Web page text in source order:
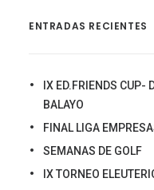
ENTRADAS RECIENTES
IX ED.FRIENDS CUP-
BALAYO
FINAL LIGA
SEMANAS DE GOLF
IX TORNEO